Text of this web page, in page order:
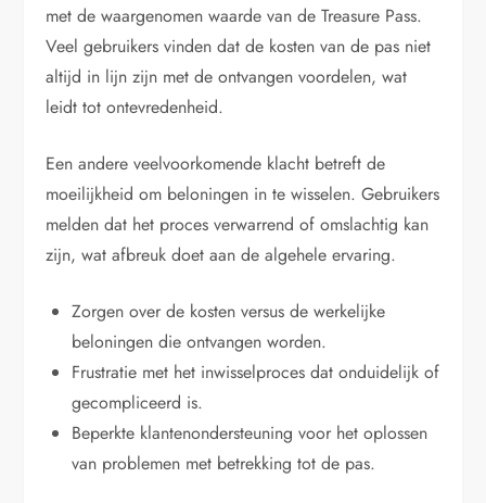
met de waargenomen waarde van de Treasure Pass.
Veel gebruikers vinden dat de kosten van de pas niet
altijd in lijn zijn met de ontvangen voordelen, wat
leidt tot ontevredenheid.
Een andere veelvoorkomende klacht betreft de
moeilijkheid om beloningen in te wisselen. Gebruikers
melden dat het proces verwarrend of omslachtig kan
zijn, wat afbreuk doet aan de algehele ervaring.
Zorgen over de kosten versus de werkelijke
beloningen die ontvangen worden.
Frustratie met het inwisselproces dat onduidelijk of
gecompliceerd is.
Beperkte klantenondersteuning voor het oplossen
van problemen met betrekking tot de pas.